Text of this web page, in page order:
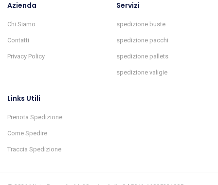
Azienda
Chi Siamo
Contatti
Privacy Policy
Servizi
spedizione buste
spedizione pacchi
spedizione pallets
spedizione valigie
Links Utili
Prenota Spedizione
Come Spedire
Traccia Spedizione